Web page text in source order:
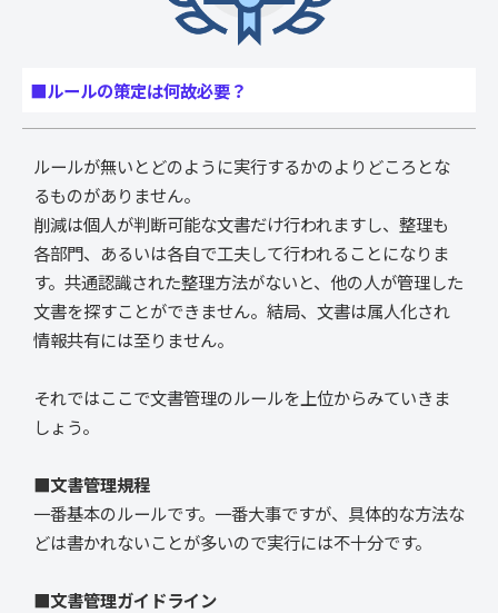
■ルールの策定は何故必要？
ルールが無いとどのように実行するかのよりどころとな
るものがありません。
削減は個人が判断可能な文書だけ行われますし、整理も
各部門、あるいは各自で工夫して行われることになりま
す。共通認識された整理方法がないと、他の人が管理した
文書を探すことができません。結局、文書は属人化され
情報共有には至りません。
それではここで文書管理のルールを上位からみていきま
しょう。
■文書管理規程
一番基本のルールです。一番大事ですが、具体的な方法な
どは書かれないことが多いので実行には不十分です。
■文書管理ガイドライン